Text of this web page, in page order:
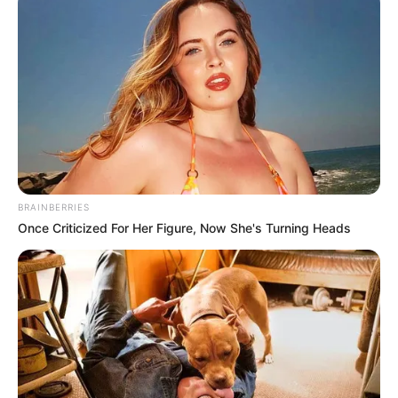
Megfordították a köveket, megvizsgálták a fa
gyökerei alatti mélyedéseket, és átnézték a közeli
víztestek fenekét.
Egyetlen energiaszelet-csomagolás sem, egyetlen
elveszett felszerelés sem.
A tűznek nyoma sem volt.
Az erdő teljesen tiszta volt.
Az autót vizsgáló törvényszéki szakértők nem
találtak küzdelemre utaló nyomokat, sem pedig
arra, hogy illetéktelen személyek tartózkodtak
volna a járműben.
BRAINBERRIES
Once Criticized For Her Figure, Now She's Turning Heads